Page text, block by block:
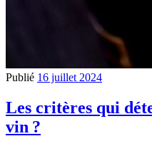
Publié 16 juillet 2024
Les critères qui
vin ?